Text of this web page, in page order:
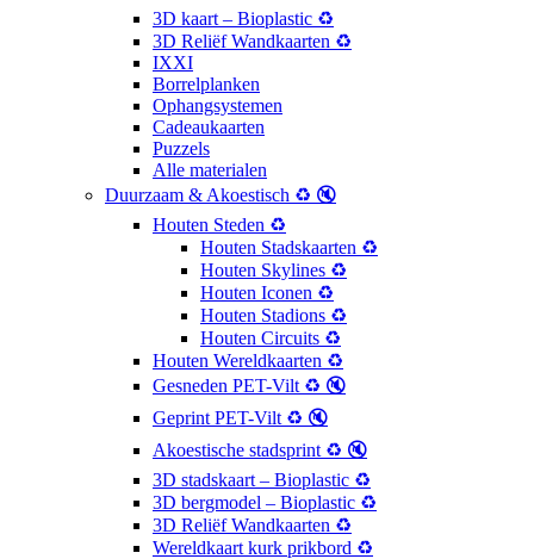
3D kaart – Bioplastic ♻️
3D Reliëf Wandkaarten ♻️
IXXI
Borrelplanken
Ophangsystemen
Cadeaukaarten
Puzzels
Alle materialen
Duurzaam & Akoestisch ♻️ 🔇
Houten Steden ♻️
Houten Stadskaarten ♻️
Houten Skylines ♻️
Houten Iconen ♻️
Houten Stadions ♻️
Houten Circuits ♻️
Houten Wereldkaarten ♻️
Gesneden PET-Vilt ♻️ 🔇
Geprint PET-Vilt ♻️ 🔇
Akoestische stadsprint ♻️ 🔇
3D stadskaart – Bioplastic ♻️
3D bergmodel – Bioplastic ♻️
3D Reliëf Wandkaarten ♻️
Wereldkaart kurk prikbord ♻️